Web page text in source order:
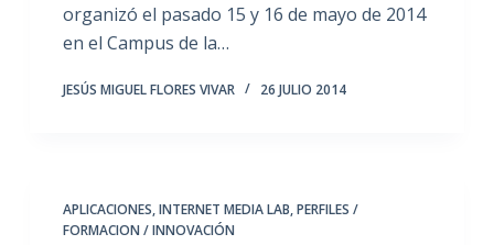
organizó el pasado 15 y 16 de mayo de 2014
en el Campus de la…
JESÚS MIGUEL FLORES VIVAR 26 JULIO 2014
APLICACIONES,INTERNET MEDIA LAB,PERFILES /
FORMACION / INNOVACIÓN